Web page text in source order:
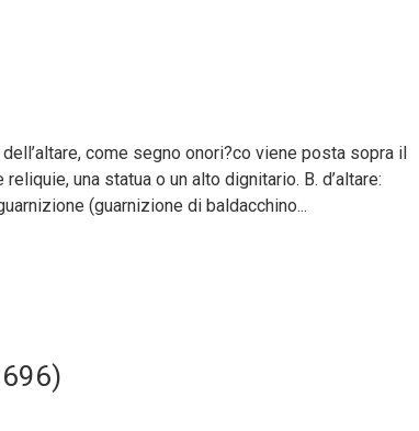
come segno onori?co viene posta sopra il
una statua o un alto dignitario. B. d’altare:
(guarnizione di baldacchino...